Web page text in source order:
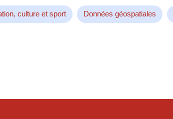
culture et sport Données géospatiales